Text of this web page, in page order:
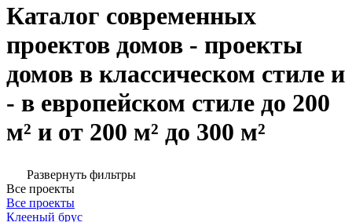
Каталог современных
проектов домов - проекты
домов в классическом стиле и
- в европейском стиле до 200
м² и от 200 м² до 300 м²
Развернуть фильтры
Все проекты
Все проекты
Клееный брус